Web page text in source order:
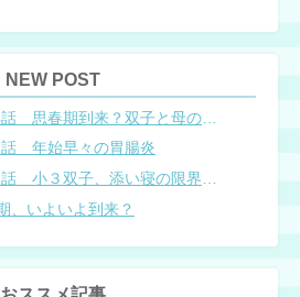
NEW POST
年始早々の胃腸炎
、いよいよ到来？